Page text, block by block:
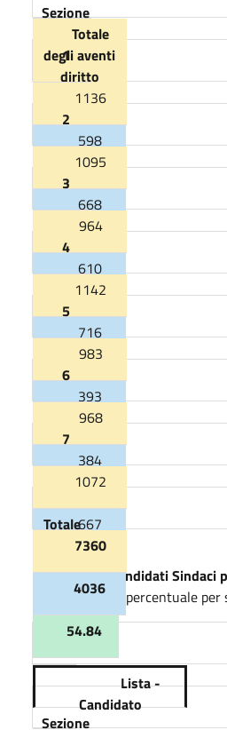
Sezione
Totale
degli aventi
diritto
Totali
votanti
Percentuali
totali
1
1136
598
52.64
2
1095
668
61.00
3
964
610
63.28
4
1142
716
62.70
5
983
393
39.98
6
968
384
7
1072
667
Totale
7360
4036
54.84
Voti dei candidati Sindaci
di voti e la percentuale
Lista -
Candidato
Sezione